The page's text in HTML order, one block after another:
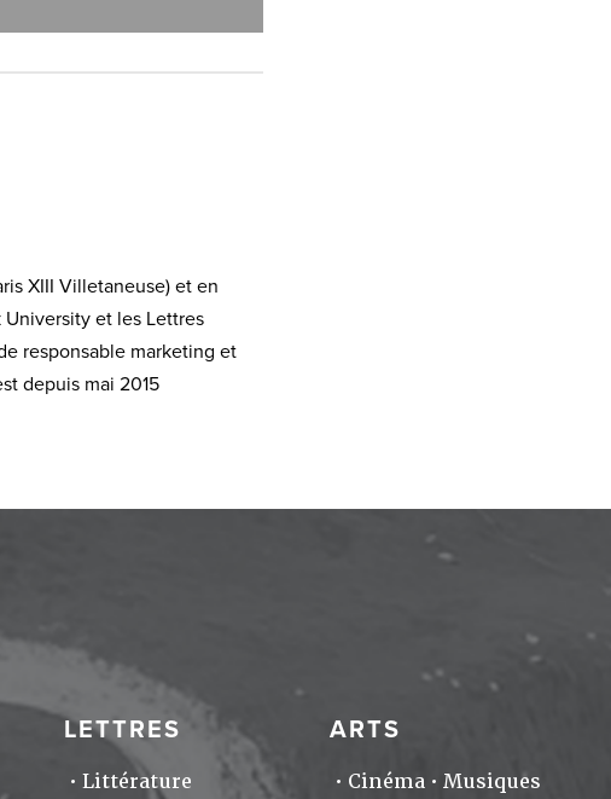
XIII Villetaneuse) et en
University et les Lettres
responsable marketing et
depuis mai 2015
LETTRES
Littérature
ARTS
Cinéma
Musiques